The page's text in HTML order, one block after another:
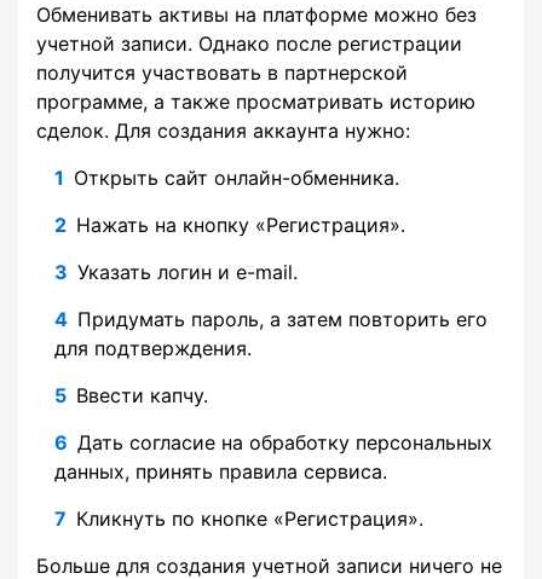
Обменивать активы на платформе можно без
учетной записи. Однако после регистрации
получится участвовать в партнерской
программе, а также просматривать историю
сделок. Для создания аккаунта нужно:
Открыть сайт онлайн-обменника.
Нажать на кнопку «Регистрация».
Указать логин и e-mail.
Придумать пароль, а затем повторить его
для подтверждения.
Ввести капчу.
Дать согласие на обработку персональных
данных, принять правила сервиса.
Кликнуть по кнопке «Регистрация».
Больше для создания учетной записи ничего не